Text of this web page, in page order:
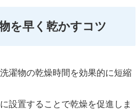
を早く乾かすコツ
濯物の乾燥時間を効果的に短縮
設置することで乾燥を促進しま